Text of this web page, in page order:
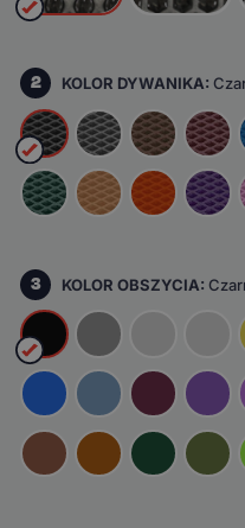
2 KOLOR DYWANIKA:
3 KOLOR OBSZYCIA: